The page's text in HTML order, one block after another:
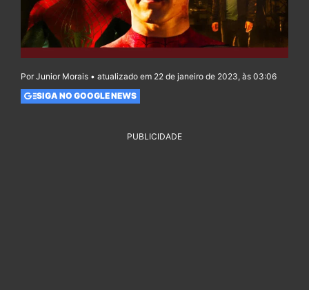
Por Junior Morais • atualizado em 22 de janeiro de 2023, às 03:06
SIGA NO GOOGLE NEWS
PUBLICIDADE